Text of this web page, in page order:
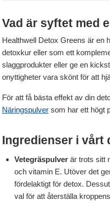
Vad är syftet med
Healthwell Detox Greens är en
detoxkur eller som ett
slaggprodukter eller ge en
onyttigheter vara skönt för att
För att få bästa effekt av din
Näringspulver som har ett högt
Ingredienser i vårt
Vetegräspulver är trots sitt
och vitamin E. Utöver det
fördelaktigt för detox.
val för att återställa